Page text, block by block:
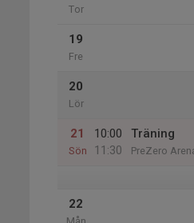
Tor
19
Fre
20
Lör
21
Sön
10:00
11:30
Träning
PreZero
22